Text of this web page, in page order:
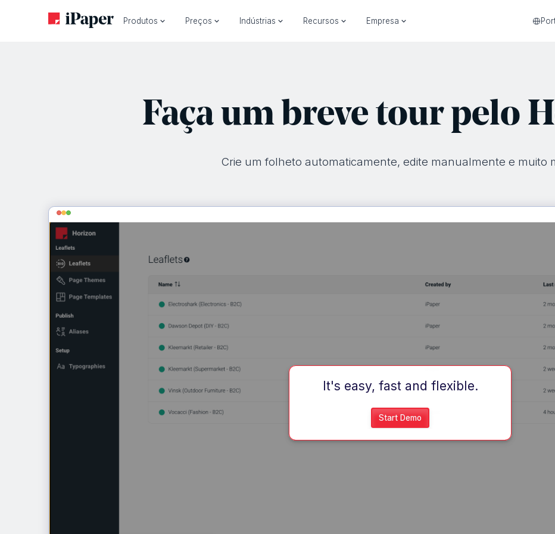
Produtos Preços Indústrias Recursos Empresa
Faça um breve tour pelo
Crie um folheto automaticamente, edite manualmente e muito